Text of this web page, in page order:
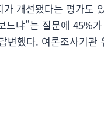
가 개선됐다는 평가도
냐”는 질문에 45%
변했다. 여론조사기관